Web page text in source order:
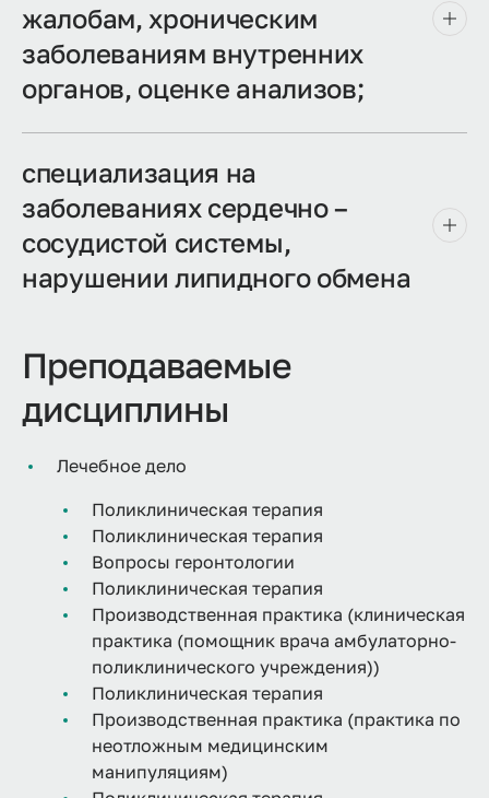
жалобам, хроническим
заболеваниям внутренних
органов, оценке анализов;
специализация на
заболеваниях сердечно –
сосудистой системы,
нарушении липидного обмена
Преподаваемые
дисциплины
Лечебное дело
Поликлиническая терапия
Поликлиническая терапия
Вопросы геронтологии
Поликлиническая терапия
Производственная практика (клиническая
практика (помощник врача амбулаторно-
поликлинического учреждения))
Поликлиническая терапия
Производственная практика (практика по
неотложным медицинским
манипуляциям)